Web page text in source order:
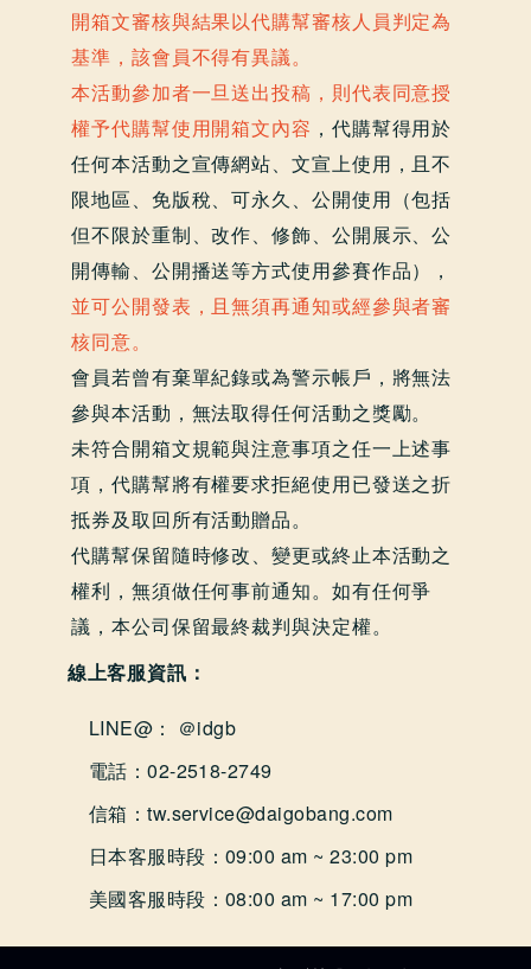
開箱文審核與結果以代購幫審核人員判定為
基準，該會員不得有異議。
本活動參加者一旦送出投稿，則代表同意授
權予代購幫使用開箱文內容 ，代購幫得用於
任何本活動之宣傳網站、文宣上使用，且不
限地區、免版稅、可永久、公開使用（包括
但不限於重制、改作、修飾、公開展示、公
開傳輸、公開播送等方式使用參賽作品），
並可公開發表，且無須再通知或經參與者審
核同意。
會員若曾有棄單紀錄或為警示帳戶，將無法
參與本活動，無法取得任何活動之獎勵。
未符合開箱文規範與注意事項之任一上述事
項，代購幫將有權要求拒絕使用已發送之折
抵券及取回所有活動贈品。
代購幫保留隨時修改、變更或終止本活動之
權利，無須做任何事前通知。如有任何爭
議，本公司保留最終裁判與決定權。
線上客服資訊：
LINE@： ＠idgb
電話：02-2518-2749
信箱：tw.service@daigobang.com
日本客服時段：09:00 am ~ 23:00 pm
美國客服時段：08:00 am ~ 17:00 pm